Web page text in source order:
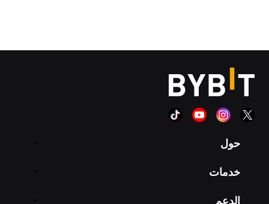
حول
خدمات
الدعم